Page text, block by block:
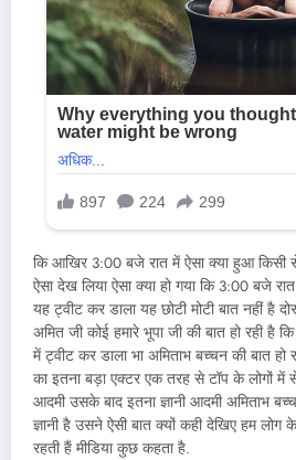
कि आखिर 3:00 बजे रात में ऐसा क्या हुआ
ऐसा देख लिया ऐसा क्या हो गया कि 3:00 बजे
यह ट्वीट कर डाला यह छोटी मोटी बात नहीं है
अमित जी कोई हमारे भूपा जी की बात हो रही है
में ट्वीट कर डाला भा अमिताभ बच्चन की बात हो
का इतना बड़ा एक्टर एक तरह से टॉप के लोगों में
आदमी उसके बाद इतना ज्ञानी आदमी अमिताभ
ज्ञानी है उसने ऐसी बात क्यों कही देखिए हम लोग
रहती हैं मीडिया कुछ कहता है.